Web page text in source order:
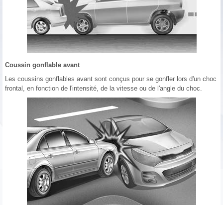
Coussin gonflable avant
Les coussins gonflables avant sont conçus pour se gonfler lors d'un choc
frontal, en fonction de l'intensité, de la vitesse ou de l'angle du choc.